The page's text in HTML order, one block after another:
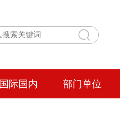
国际国内 部门单位